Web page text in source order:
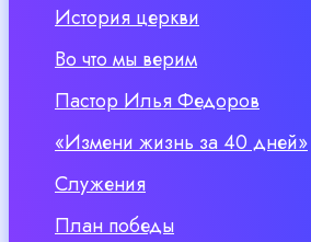
История церкви
Во что мы верим
Пастор Илья Федоров
«Измени жизнь за 40 дней»
Служения
План победы